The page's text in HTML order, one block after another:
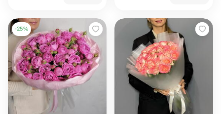
-25%